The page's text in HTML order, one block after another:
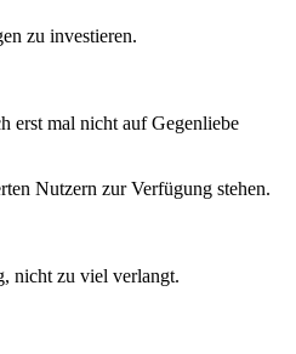
zu investieren.
erst mal nicht auf Gegenliebe
Nutzern zur Verfügung stehen.
nicht zu viel verlangt.